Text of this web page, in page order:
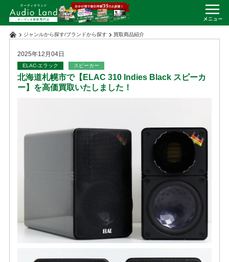
ジャンルから探す/ブランドから探す 買取商品紹介
2025年12月04日
ELAC-エラック スピーカー
北海道札幌市で【ELAC 310 Indies Black スピーカ
ー】を高価買取いたしました！